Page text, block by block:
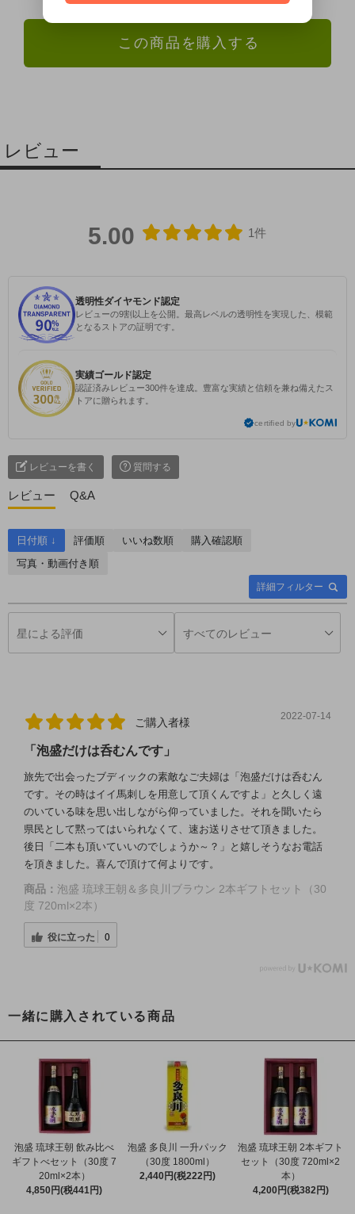
この商品を購入する
レビュー
5.00 1件
透明性ダイヤモンド認定
レビューの9割以上を公開。最高レベルの透明性を実現した、模範
となるストアの証明です。
実績ゴールド認定
認証済みレビュー300件を達成。豊富な実績と信頼を兼ね備えたス
トアに贈られます。
certified by
レビューを書く 質問する
レビュー Q&A
詳細フィルター
日付順 ↓ 評価順 いいね数順
購入確認順
写真・動画付き順
ご購入者様 2022-07-14
「泡盛だけは呑むんです」
旅先で出会ったブディックの素敵なご夫婦は「泡盛だけは呑むん
です。その時はイイ馬刺しを用意して頂くんですよ」と久しく遠
のいている味を思い出しながら仰っていました。それを聞いたら
県民として黙ってはいられなくて、速お送りさせて頂きました。
後日「二本も頂いていいのでしょうか～？」と嬉しそうなお電話
を頂きました。喜んで頂けて何よりです。
商品： 泡盛 琉球王朝＆多良川ブラウン 2本ギフトセット（30
度 720ml×2本）
役に立った 0
一緒に購入されている商品
泡盛 琉球王朝 飲み比べ
ギフトべセット（30度 7
20ml×2本）
4,850円(税441円)
泡盛 多良川 一升パック
（30度 1800ml）
2,440円(税222円)
泡盛 琉球王朝 2本ギフト
セット（30度 720ml×2
本）
4,200円(税382円)